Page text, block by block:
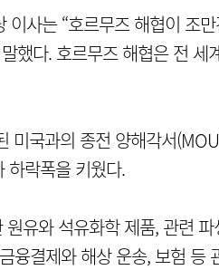
사는 “호르무즈 해협이 조
했다. 호르무즈 해협은 전 세
미국과의 종전 양해각서
하락폭을 키웠다.
유와 석유화학 제품, 관련
융결제와 해상 운송, 보험 등